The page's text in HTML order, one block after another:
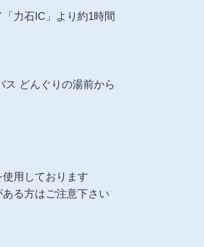
力石IC」より約1時間
ス どんぐりの湯前から
用しております
る方はご注意下さい